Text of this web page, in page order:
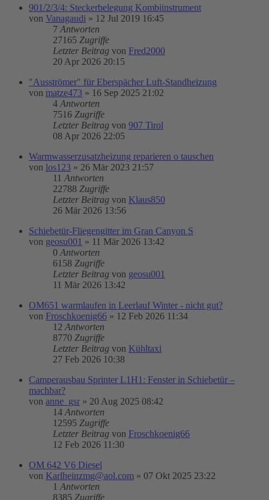
901/2/3/4: Steckerbelegung Kombiinstrument
von Vanagaudi » 12 Jul 2019 16:45
7 Antworten
27165 Zugriffe
Letzter Beitrag von Fred2000
20 Apr 2026 20:15
"Ausströmer" für Eberspächer Luft-Standheizung
von matze473 » 16 Sep 2025 21:02
4 Antworten
7516 Zugriffe
Letzter Beitrag von 907 Tirol
08 Apr 2026 22:05
Warmwasserzusatzheizung reparieren o tauschen
von los123 » 26 Mär 2023 21:57
11 Antworten
22788 Zugriffe
Letzter Beitrag von Klaus850
26 Mär 2026 13:56
Schiebetür-Fliegengitter im Gran Canyon S
von geosu001 » 11 Mär 2026 13:42
0 Antworten
6158 Zugriffe
Letzter Beitrag von geosu001
11 Mär 2026 13:42
OM651 warmlaufen in Leerlauf Winter - nicht gut?
von Froschkoenig66 » 12 Feb 2026 11:34
12 Antworten
8770 Zugriffe
Letzter Beitrag von Kühltaxi
27 Feb 2026 10:38
Camperausbau Sprinter L1H1: Fenster in Schiebetür –
machbar?
von anne_gsr » 20 Aug 2025 08:42
14 Antworten
12595 Zugriffe
Letzter Beitrag von Froschkoenig66
12 Feb 2026 11:30
OM 642 V6 Diesel
von Karlheinzmg@aol.com » 07 Okt 2025 23:22
1 Antworten
8385 Zugriffe